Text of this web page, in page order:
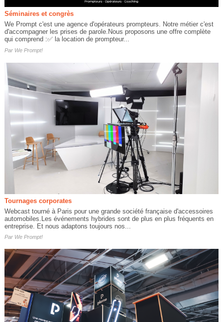
Séminaires et congrès
We Prompt c'est une agence d'opérateurs prompteurs. Notre métier c'est
d'accompagner les prises de parole.Nous proposons une offre complète
qui comprend :✅ la location de prompteur...
Par We Prompt!
Tournages corporates
Webcast tourné à Paris pour une grande société française d'accessoires
automobiles.Les événements hybrides sont de plus en plus fréquents en
entreprise. Et nous adaptons toujours nos...
Par We Prompt!